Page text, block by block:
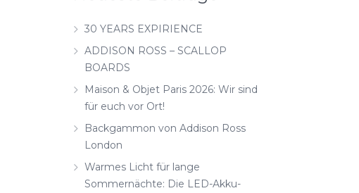
30 YEARS EXPIRIENCE
ADDISON ROSS – SCALLOP
BOARDS
Maison & Objet Paris 2026: Wir sind
für euch vor Ort!
Backgammon von Addison Ross
London
Warmes Licht für lange
Sommernächte: Die LED-Akku-